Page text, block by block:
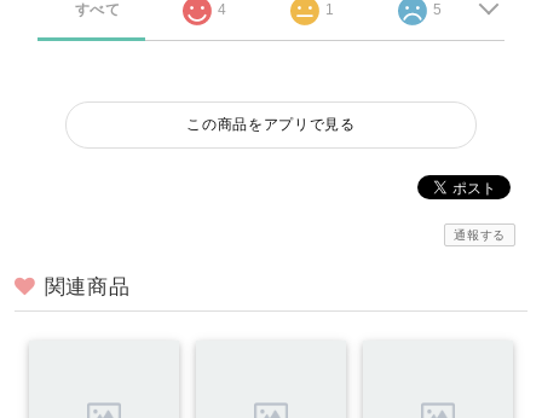
すべて 4 1 5
この商品をアプリで見る
通報する
関連商品